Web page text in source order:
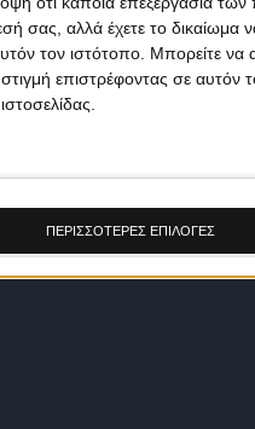
σας, αλλά έχετε το δικαίωμα
τον ιστότοπο. Μπορείτε να
επιστρέφοντας σε αυτόν
ΠΕΡΙΣΣΟΤΕΡΕΣ ΕΠΙΛΟΓΕΣ